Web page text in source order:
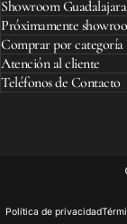
Showroom Guadalajara
Próximamente
Comprar por categoría
Atención al cliente
Teléfonos de Contacto
Política de privacidad